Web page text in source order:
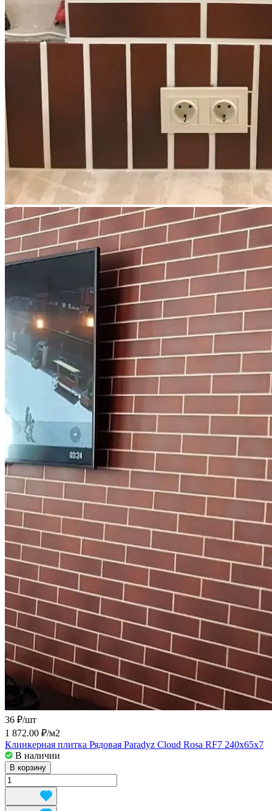
36 ₽/шт
1 872.00 ₽/м2
Клинкерная плитка Рядовая Paradyz Cloud Rosa RF7 240x65x7
В наличии
В корзину